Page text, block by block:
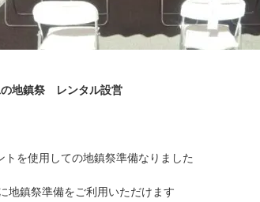
の地鎮祭 レンタル設営
トを使用しての地鎮祭準備なりました
地鎮祭準備をご利用いただけます